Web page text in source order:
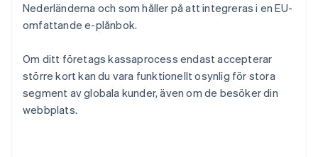
Nederländerna och som håller på att integreras i en EU-
omfattande e-plånbok.
Om ditt företags kassaprocess endast accepterar
större kort kan du vara funktionellt osynlig för stora
segment av globala kunder, även om de besöker din
webbplats.